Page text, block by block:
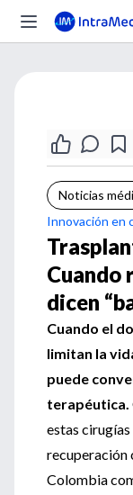
Noticias
Innovación en
Cuando
dicen
Cuando el
limitan la
puede
terapéutica.
estas
recuperación
Colombia